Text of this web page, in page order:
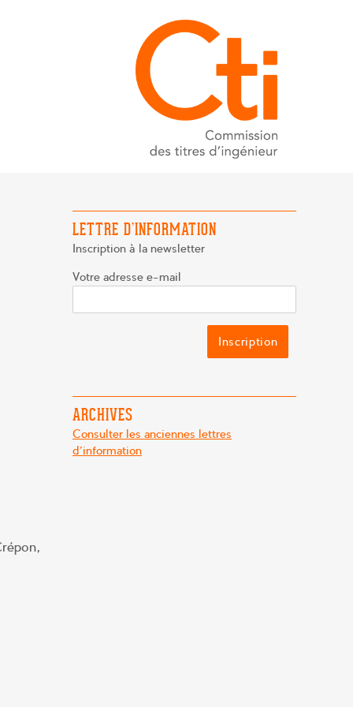
LETTRE D’INFORMATION
Inscription à la newsletter
Votre adresse e-mail
ARCHIVES
Consulter les anciennes lettres
d'information